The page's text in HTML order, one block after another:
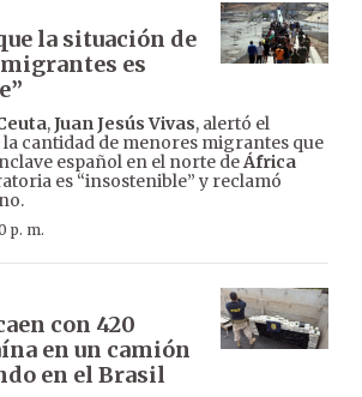
la situación de
es
,Juan Jesús Vivas, alertó el
cantidad de menores migrantes que
español en el norte deÁfrica
es “insostenible” y reclamó
p. m.
con 420
en un camión
en el Brasil